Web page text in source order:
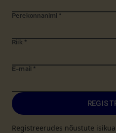
Perekonnanimi *
Riik *
E-mail *
Registreerudes nõustute